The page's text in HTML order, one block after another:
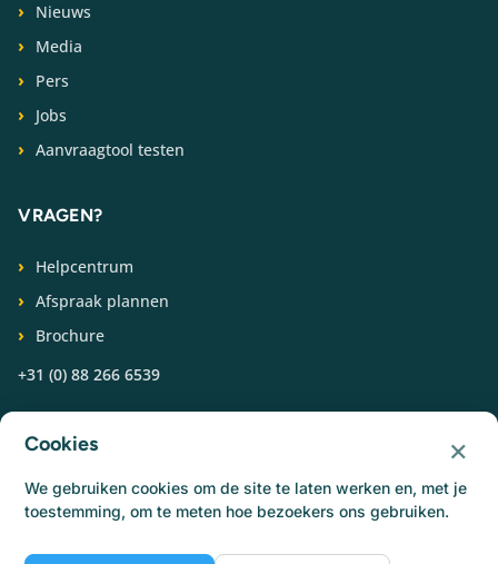
Nieuws
Media
Pers
Jobs
Aanvraagtool testen
VRAGEN?
Helpcentrum
Afspraak plannen
Brochure
+31 (0) 88 266 6539
Cookies ×
We gebruiken cookies om de site te laten werken en, met je
toestemming, om te meten hoe bezoekers ons gebruiken.